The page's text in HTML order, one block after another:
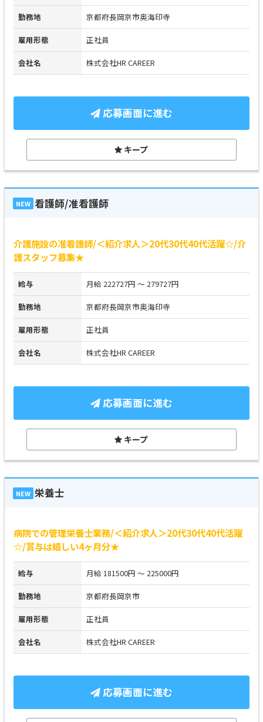
勤務地 京都府長岡京市奥海印寺
雇用形態 正社員
会社名 株式会社HR CAREER
応募画面に進む
キープ
NEW 看護師/准看護師
介護施設の准看護師/＜紹介求人＞20代30代40代活躍☆/介
護スタッフ募集★
給与 月給 222727円 ～ 279727円
勤務地 京都府長岡京市奥海印寺
雇用形態 正社員
会社名 株式会社HR CAREER
応募画面に進む
キープ
NEW 栄養士
病院での管理栄養士業務/＜紹介求人＞20代30代40代活躍
☆/賞与は嬉しい4ヶ月分★
給与 月給 181500円 ～ 225000円
勤務地 京都府長岡京市
雇用形態 正社員
会社名 株式会社HR CAREER
応募画面に進む